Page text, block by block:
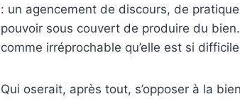
: un agencement de discours, de
pouvoir sous couvert de produire du
comme irréprochable qu’elle est si
Qui oserait, après tout, s’opposer à la